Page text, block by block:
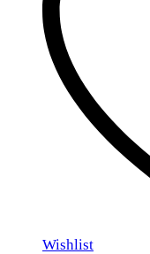
Wishlist